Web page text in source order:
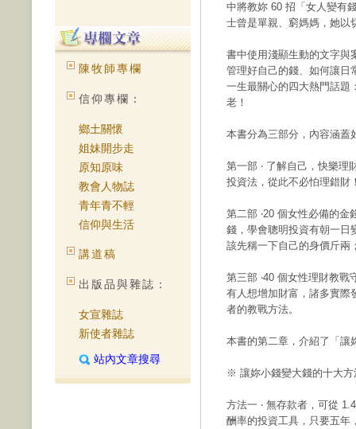
陳牧師專欄
信仰專欄：
鄉土關懷
姐妹開步走
原知原味
教會人物誌
青年青不輕
信仰與生活
講道稿
出版品與雜誌：
女宣雜誌
新使者雜誌
站內文章搜尋
中將教妳 60 招「女人變有
士曾是單親、窮媽媽，她以
書中使用淺顯生動的文字與
管理好自己的錢、如何讓日
一生最關心的四大熱門話題
老！
本書分為三部分，內容涵蓋
第一部 ‧ 了解自己，快樂理
投資法，從此不必怕理錯財
第二部 ‧20 個女性必備的
錢，學會聰明投資有朝一日
該先稱一下自己的身價斤兩
第三部 ‧40 個女性理財教
有人想增加財富，諸多實際
者的教戰方法。
本書的第二章，介紹了「讓
※ 讓妳小錢變大錢的十大方
方法一 ‧ 無存款者，可從
酬率的投資工具，只要五年